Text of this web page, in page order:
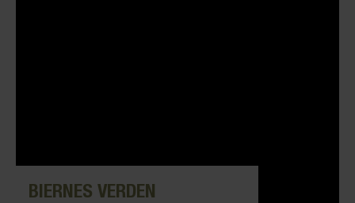
BIERNES VERDEN